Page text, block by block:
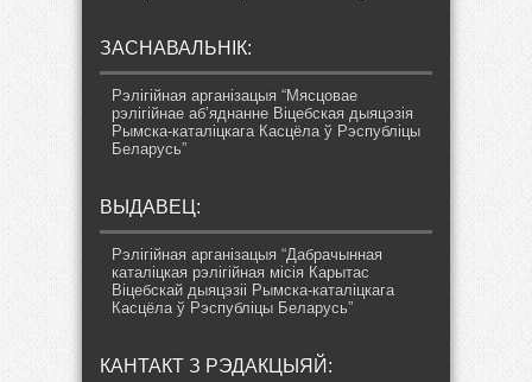
ЗАСНАВАЛЬНІК:
Рэлігійная арганізацыя “Мясцовае
рэлігійнае аб’яднанне Віцебская дыяцэзія
Рымска-каталіцкага Касцёла ў Рэспубліцы
Беларусь”
ВЫДАВЕЦ:
Рэлігійная арганізацыя “Дабрачынная
каталіцкая рэлігійная місія Карытас
Віцебскай дыяцэзіі Рымска-каталіцкага
Касцёла ў Рэспубліцы Беларусь”
КАНТАКТ З РЭДАКЦЫЯЙ: